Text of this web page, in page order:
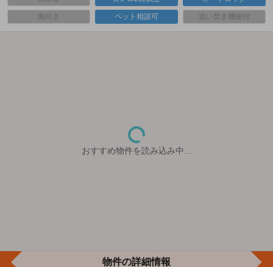
南向き ペット相談可 追い焚き機能付
おすすめ物件を読み込み中...
物件の詳細情報